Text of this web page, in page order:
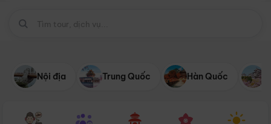
Nội địa Trung Quốc Hàn Quốc